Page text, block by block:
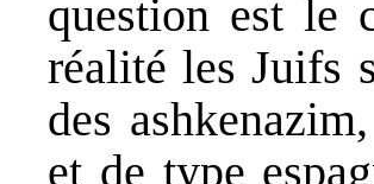
question est le
réalité les Juifs
des
et de type